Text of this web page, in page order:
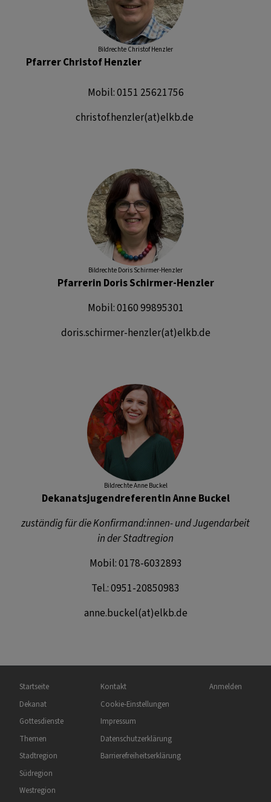
Bildrechte Christof Henzler
Pfarrer Christof Henzler
Mobil: 0151 25621756
christof.henzler(at)elkb.de
Bildrechte Doris Schirmer-Henzler
Pfarrerin Doris Schirmer-Henzler
Mobil: 0160 99895301
doris.schirmer-henzler(at)elkb.de
BildrechteAnne Buckel
Dekanatsjugendreferentin Anne Buckel
zuständig für die Konfirmand:innen- und Jugendarbeit
in der Stadtregion
Mobil: 0178-6032893
Tel.: 0951-20850983
anne.buckel(at)elkb.de
Hauptnavigation
Startseite
Dekanat
Gottesdienste
Themen
Stadtregion
Südregion
Westregion
Fußbereichsmenü
Kontakt
Cookie-Einstellungen
Impressum
Datenschutzerklärung
Barrierefreiheitserklärung
Benutzermenü
Anmelden